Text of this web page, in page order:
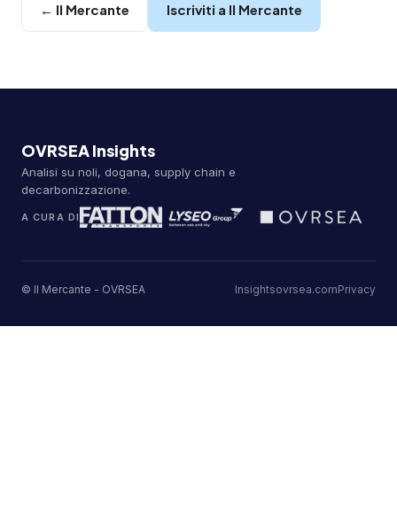
← Il Mercante Iscriviti a Il Mercante
OVRSEA Insights
Analisi su noli, dogana, supply chain e
decarbonizzazione.
A CURA DI
© Il Mercante - OVRSEA Insightsovrsea.comPrivacy